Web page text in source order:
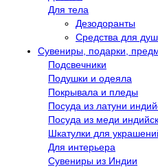
Для тела
Дезодоранты
Средства для
Сувениры, подарки,
Подсвечники
Подушки и одеяла
Покрывала и пледы
Посуда из латуни
Посуда из меди
Шкатулки для
Для интерьера
Сувениры из Индии